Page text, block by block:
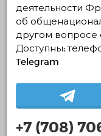
Edward Schatz
деятельности
об
другом вопросе
Доступны:
Telegram
+7 (708)